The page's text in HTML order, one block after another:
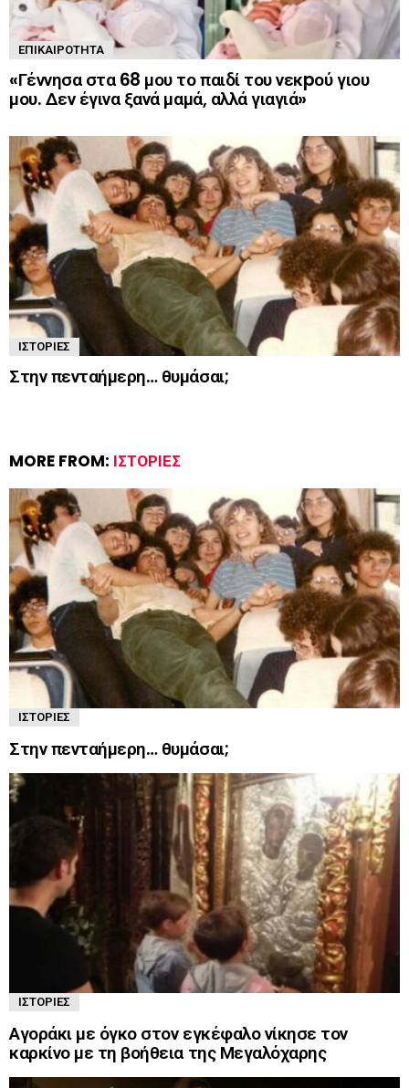
ΕΠΙΚΑΙΡΌΤΗΤΑ
«Γέννησα στα 68 μου το παιδί του νεκpού γιου
μου. Δεν έγινα ξανά μαμά, αλλά γιαγιά»
ΙΣΤΟΡΊΕΣ
Στην πενταήμερη… θυμάσαι;
MORE FROM: ΙΣΤΟΡΊΕΣ
ΙΣΤΟΡΊΕΣ
Στην πενταήμερη… θυμάσαι;
ΙΣΤΟΡΊΕΣ
Αγοράκι με όγκο στον εγκέφαλο νίκησε τον
καρκίνο με τη βοήθεια της Μεγαλόχαρης